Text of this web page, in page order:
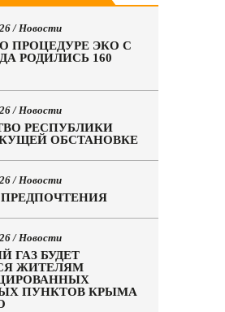
/Новости
ПРОЦЕДУРЕ ЭКО С
РОДИЛИСЬ 160
/Новости
РЕСПУБЛИКИ
ОБСТАНОВКЕ
/Новости
/Новости
ГАЗ БУДЕТ
ЖИТЕЛЯМ
ПУНКТОВ КРЫМА